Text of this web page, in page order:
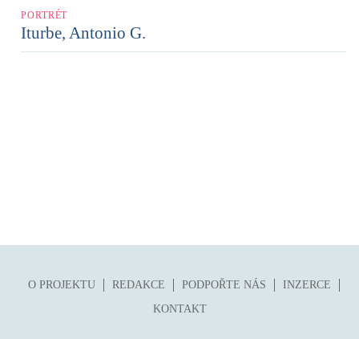
PORTRÉT
Iturbe, Antonio G.
O PROJEKTU REDAKCE PODPOŘTE NÁS
INZERCE
KONTAKT